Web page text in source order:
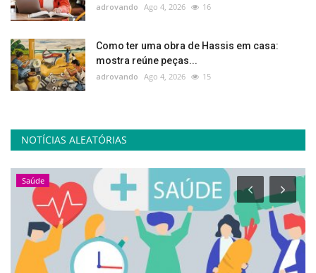
adrovando Ago 4, 2026 16
Como ter uma obra de Hassis em casa:
mostra reúne peças...
adrovando Ago 4, 2026 15
NOTÍCIAS ALEATÓRIAS
Saúde